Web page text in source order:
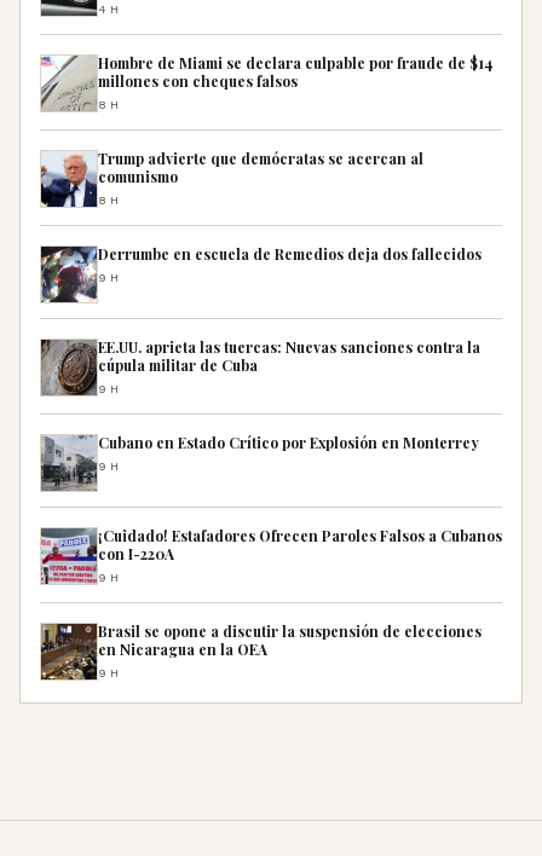
4H
Hombre de Miami se declara culpable por fraude de $14
millones con cheques falsos
8H
Trump advierte que demócratas se acercan al
comunismo
8H
Derrumbe en escuela de Remedios deja dos fallecidos
9H
EE.UU. aprieta las tuercas: Nuevas sanciones contra la
cúpula militar de Cuba
9H
Cubano en Estado Crítico por Explosión en Monterrey
9H
¡Cuidado! Estafadores Ofrecen Paroles Falsos a Cubanos
con I-220A
9H
Brasil se opone a discutir la suspensión de elecciones
en Nicaragua en la OEA
9H